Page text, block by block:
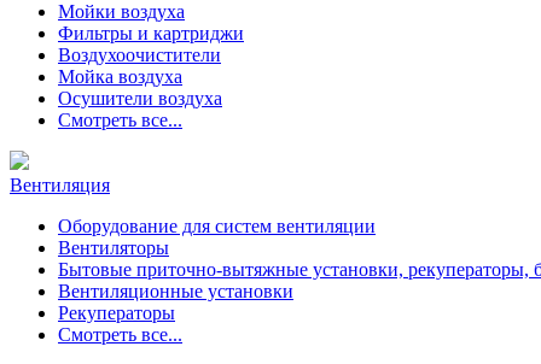
Мойки воздуха
Фильтры и картриджи
Воздухоочистители
Мойка воздуха
Осушители воздуха
Смотреть все...
Вентиляция
Оборудование для систем вентиляции
Вентиляторы
Бытовые приточно-вытяжные установки, рекуператоры,
Вентиляционные установки
Рекуператоры
Смотреть все...